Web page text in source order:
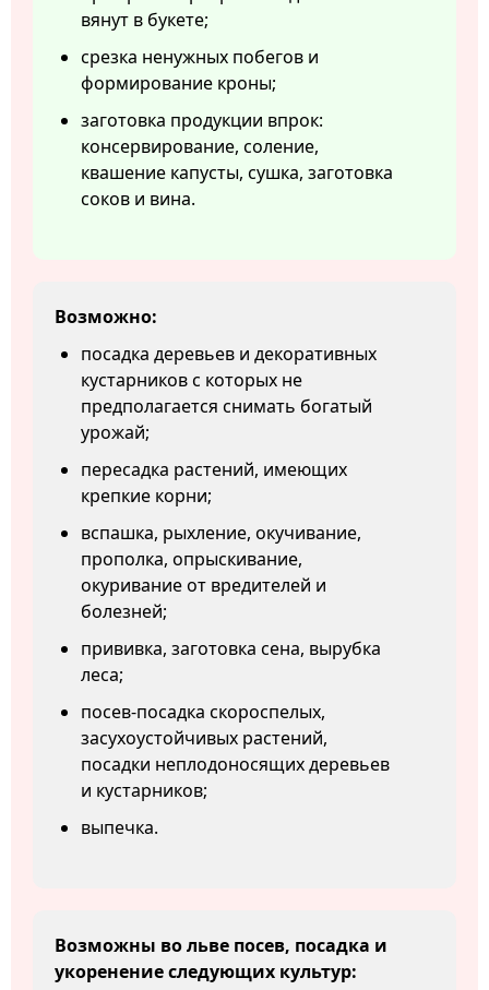
вянут в букете;
срезка ненужных побегов и
формирование кроны;
заготовка продукции впрок:
консервирование, соление,
квашение капусты, сушка, заготовка
соков и вина.
Возможно:
посадка деревьев и декоративных
кустарников с которых не
предполагается снимать богатый
урожай;
пересадка растений, имеющих
крепкие корни;
вспашка, рыхление, окучивание,
прополка, опрыскивание,
окуривание от вредителей и
болезней;
прививка, заготовка сена, вырубка
леса;
посев-посадка скороспелых,
засухоустойчивых растений,
посадки неплодоносящих деревьев
и кустарников;
выпечка.
Возможны во льве посев, посадка и
укоренение следующих культур: